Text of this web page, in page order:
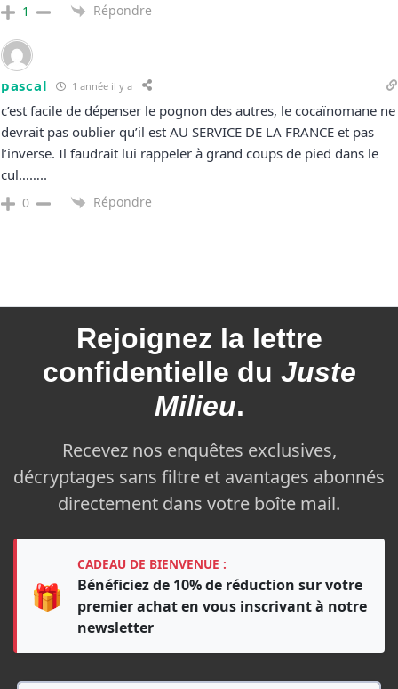
1 Répondre
pascal 1 année il y a
c’est facile de dépenser le pognon des autres, le cocaïnomane ne
devrait pas oublier qu’il est AU SERVICE DE LA FRANCE et pas
l’inverse. Il faudrait lui rappeler à grand coups de pied dans le
cul……..
0 Répondre
Rejoignez la lettre
confidentielle du Juste
Milieu.
Recevez nos enquêtes exclusives,
décryptages sans filtre et avantages abonnés
directement dans votre boîte mail.
🎁
CADEAU DE BIENVENUE :
Bénéficiez de 10% de réduction sur votre
premier achat en vous inscrivant à notre
newsletter